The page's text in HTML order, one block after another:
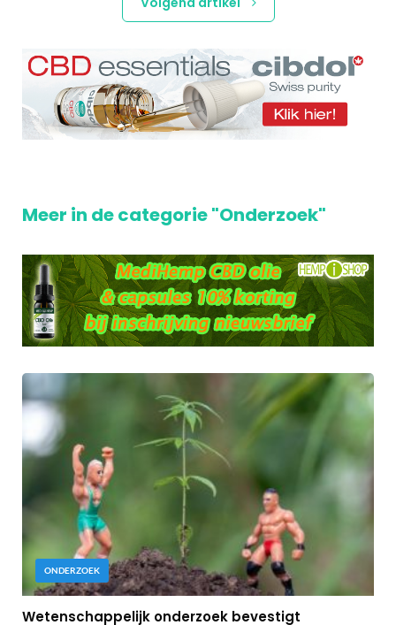
Meer in de categorie "Onderzoek"
ONDERZOEK
Wetenschappelijk onderzoek bevestigt